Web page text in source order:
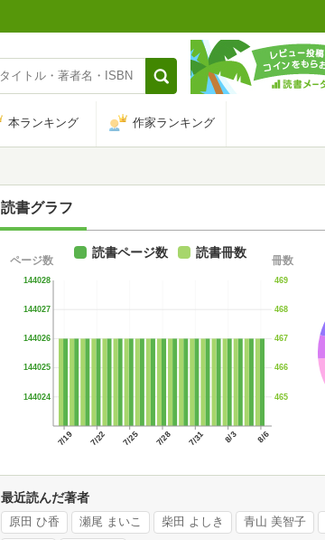
本ランキング 作家ランキング
読書グラフ
7/19 7/22 7/25 7/28 7/31 8/3 8/6
144024
144025
144026
144027
144028
ページ数
465
466
467
468
469
冊数
読書ページ数 読書冊数
最近読んだ著者
原田 ひ香 瀬尾 まいこ 柴田 よしき 青山 美智子